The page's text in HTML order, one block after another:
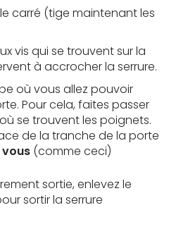
carré (tige maintenant les
vis qui se trouvent sur la
à accrocher la serrure.
où vous allez pouvoir
Pour cela, faites passer
se trouvent les poignets.
de la tranche de la porte
(comme ceci)
sortie, enlevez le
sortir la serrure